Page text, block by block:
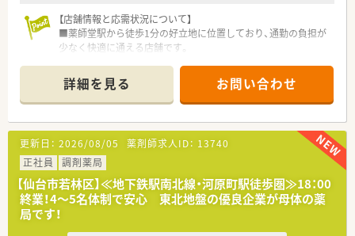
【店舗情報と応需状況について】
■薬師堂駅から徒歩1分の好立地に位置しており、通勤の負担が
少なく快適に通える店舗です。
宅対応にも力を入れています。
■薬剤師1名と事務員1名の体制で運営を行っており、少人数な
らではの連携の良さが魅力です。
【募集背景と求める人物像について】
■地域の在宅業務のニーズが急激に増加しているための、人員体
制強化を目的とした増員募集です。
■在宅業務に意欲的に取り組んでいただける方であれば、これま
での経験が浅い方でも歓迎します。
■与えられた業務だけでなく、自分で考えて前向きに行動し利益
に貢献できる方を求めています。
詳細を見る お問い合わせ
更新日： 2026/08/05 薬剤師求人ID： 13740
正社員
調剤薬局
【仙台市若林区】≪地下鉄駅南北線・河原町駅徒歩圏≫18：00
終業！4～5名体制で安心 東北地盤の優良企業が母体の薬
局です！